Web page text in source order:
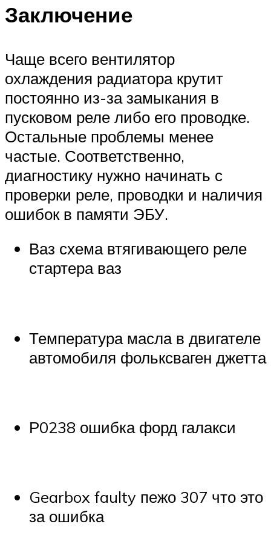
Заключение
Чаще всего вентилятор
охлаждения радиатора крутит
постоянно из-за замыкания в
пусковом реле либо его проводке.
Остальные проблемы менее
частые. Соответственно,
диагностику нужно начинать с
проверки реле, проводки и наличия
ошибок в памяти ЭБУ.
Ваз схема втягивающего реле
стартера ваз
Температура масла в двигателе
автомобиля фольксваген джетта
Р0238 ошибка форд галакси
Gearbox faulty пежо 307 что это
за ошибка